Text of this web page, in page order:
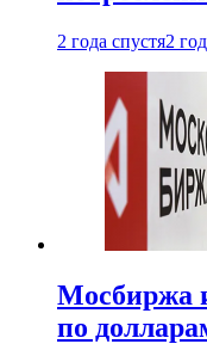
2 года спустя2
Мосбиржа
по